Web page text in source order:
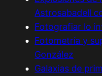
Astrosabadell
Fotografiar lo
Fotometría y
González
Galaxias de